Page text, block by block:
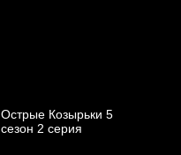
Острые Козырьки 5
cезон 2 cерия